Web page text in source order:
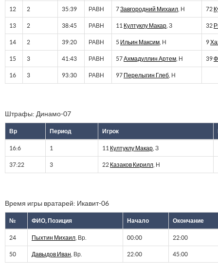
12 2 35:39 РАВН 7Завгородний Михаил , Н 72
13 2 38:45 РАВН 11 Култуклу Макар , З 32
14 2 39:20 РАВН 5 Ильин Максим , Н 9
15 3 41:43 РАВН 57Ахмадуллин Артем , Н 39
16 3 93:30 РАВН 97 Перелыгин Глеб , Н
Штрафы: Динамо-07
Вр Период Игрок
16:6 1 11 Култуклу Макар , З
37:22 3 22 Казаков Кирилл , Н
Время игры вратарей: Икавит-06
№ ФИО, Позиция Начало Окончание
24 Пыхтин Михаил , Вр. 00:00 22:00
50 Давыдов Иван , Вр. 22:00 45:00